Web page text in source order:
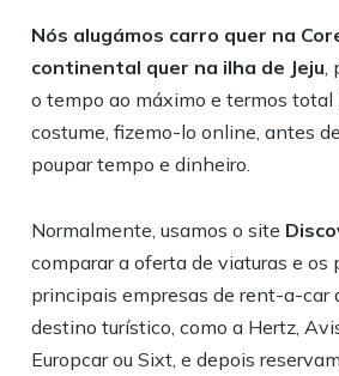
Nós alugámos carro quer na
continental quer na ilha de Jeju,
o tempo ao máximo e termos total
costume, fizemo-lo online, antes
poupar tempo e dinheiro.
Normalmente, usamos o site
comparar a oferta de viaturas e os
principais empresas de rent-a-car
destino turístico, como a Hertz,
Europcar ou Sixt, e depois